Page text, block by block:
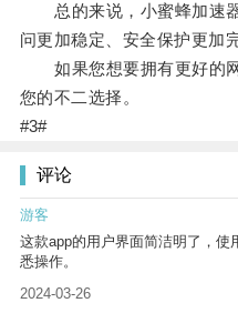
总的来说，小蜜蜂加速器
问更加稳定、安全保护更加
如果您想要拥有更好的网
您的不二选择。
#3#
评论
游客
这款app的用户界面简洁明了，
悉操作。
2024-03-26